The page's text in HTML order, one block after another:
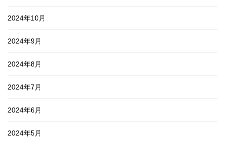
2024年10月
2024年9月
2024年8月
2024年7月
2024年6月
2024年5月